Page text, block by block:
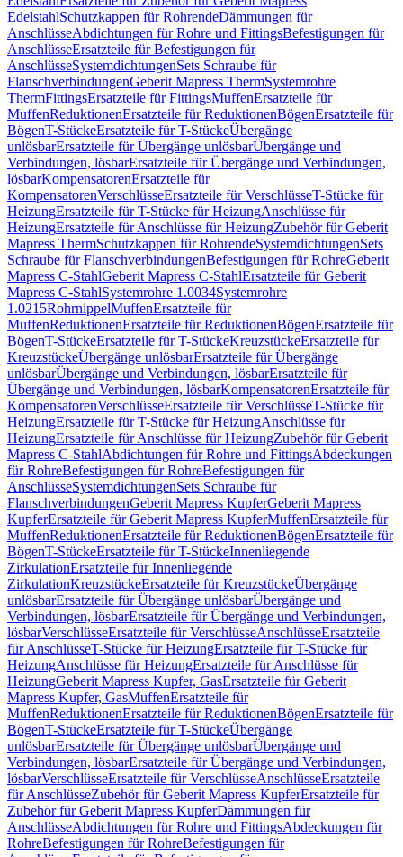
EdelstahlSchutzkappen für RohrendeDämmungen für
AnschlüsseAbdichtungen für Rohre und FittingsBefestigungen für
AnschlüsseErsatzteile für Befestigungen für
AnschlüsseSystemdichtungenSets Schraube für
FlanschverbindungenGeberit Mapress ThermSystemrohre
ThermFittingsErsatzteile für FittingsMuffenErsatzteile für
MuffenReduktionenErsatzteile für ReduktionenBögenErsatzteile für
BögenT-StückeErsatzteile für T-StückeÜbergänge
unlösbarErsatzteile für Übergänge unlösbarÜbergänge und
Verbindungen, lösbarErsatzteile für Übergänge und Verbindungen,
lösbarKompensatorenErsatzteile für
KompensatorenVerschlüsseErsatzteile für VerschlüsseT-Stücke für
HeizungErsatzteile für T-Stücke für HeizungAnschlüsse für
HeizungErsatzteile für Anschlüsse für HeizungZubehör für Geberit
Mapress ThermSchutzkappen für RohrendeSystemdichtungenSets
Schraube für FlanschverbindungenBefestigungen für RohreGeberit
Mapress C-StahlGeberit Mapress C-StahlErsatzteile für Geberit
Mapress C-StahlSystemrohre 1.0034Systemrohre
1.0215RohrnippelMuffenErsatzteile für
MuffenReduktionenErsatzteile für ReduktionenBögenErsatzteile für
BögenT-StückeErsatzteile für T-StückeKreuzstückeErsatzteile für
KreuzstückeÜbergänge unlösbarErsatzteile für Übergänge
unlösbarÜbergänge und Verbindungen, lösbarErsatzteile für
Übergänge und Verbindungen, lösbarKompensatorenErsatzteile für
KompensatorenVerschlüsseErsatzteile für VerschlüsseT-Stücke für
HeizungErsatzteile für T-Stücke für HeizungAnschlüsse für
HeizungErsatzteile für Anschlüsse für HeizungZubehör für Geberit
Mapress C-StahlAbdichtungen für Rohre und FittingsAbdeckungen
für RohreBefestigungen für RohreBefestigungen für
AnschlüsseSystemdichtungenSets Schraube für
FlanschverbindungenGeberit Mapress KupferGeberit Mapress
KupferErsatzteile für Geberit Mapress KupferMuffenErsatzteile für
MuffenReduktionenErsatzteile für ReduktionenBögenErsatzteile für
BögenT-StückeErsatzteile für T-StückeInnenliegende
ZirkulationErsatzteile für Innenliegende
ZirkulationKreuzstückeErsatzteile für KreuzstückeÜbergänge
unlösbarErsatzteile für Übergänge unlösbarÜbergänge und
Verbindungen, lösbarErsatzteile für Übergänge und Verbindungen,
lösbarVerschlüsseErsatzteile für VerschlüsseAnschlüsseErsatzteile
für AnschlüsseT-Stücke für HeizungErsatzteile für T-Stücke für
HeizungAnschlüsse für HeizungErsatzteile für Anschlüsse für
HeizungGeberit Mapress Kupfer, GasErsatzteile für Geberit
Mapress Kupfer, GasMuffenErsatzteile für
MuffenReduktionenErsatzteile für ReduktionenBögenErsatzteile für
BögenT-StückeErsatzteile für T-StückeÜbergänge
unlösbarErsatzteile für Übergänge unlösbarÜbergänge und
Verbindungen, lösbarErsatzteile für Übergänge und Verbindungen,
lösbarVerschlüsseErsatzteile für VerschlüsseAnschlüsseErsatzteile
für AnschlüsseZubehör für Geberit Mapress KupferErsatzteile für
Zubehör für Geberit Mapress KupferDämmungen für
AnschlüsseAbdichtungen für Rohre und FittingsAbdeckungen für
RohreBefestigungen für RohreBefestigungen für